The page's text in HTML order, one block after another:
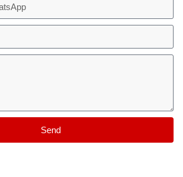
Send